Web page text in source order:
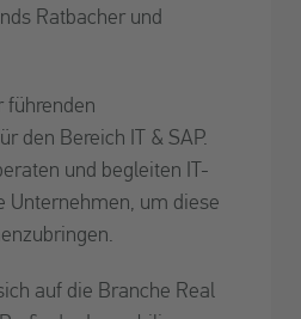
Ratbacher und
führenden
den Bereich IT & SAP.
und begleiten IT-
Unternehmen, um diese
auf die Branche Real